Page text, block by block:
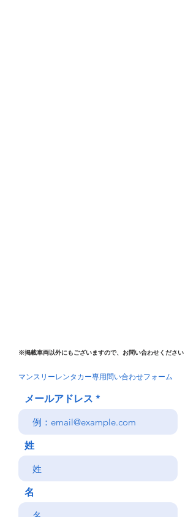
​※掲載車両以外にもございますので、お問い合わせください
​マンスリーレンタカー専用問い合わせフォーム
メールアドレス
姓
名